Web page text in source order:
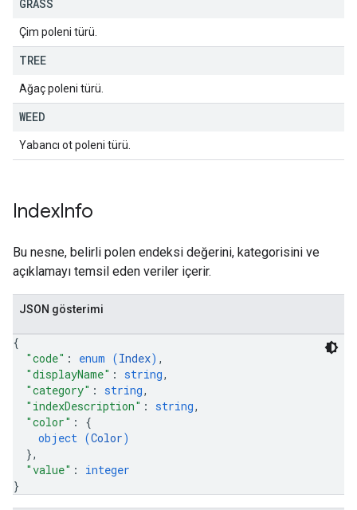
GRASS
Çim poleni türü.
TREE
Ağaç poleni türü.
WEED
Yabancı ot poleni türü.
IndexInfo
Bu nesne, belirli polen endeksi değerini, kategorisini ve
açıklamayı temsil eden veriler içerir.
JSON gösterimi
{
"code" : enum (Index) ,
"displayName" : string,
"category" : string,
"indexDescription" : string,
"color" : {
object (Color)
},
"value" : integer
}